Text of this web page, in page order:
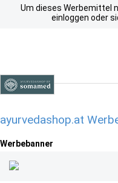
Um dieses Werbemittel
einloggen oder
ayurvedashop.at
Werbebanner